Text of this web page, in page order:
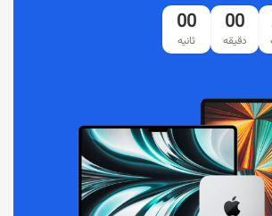
00
دقیقه
00
ثانیه